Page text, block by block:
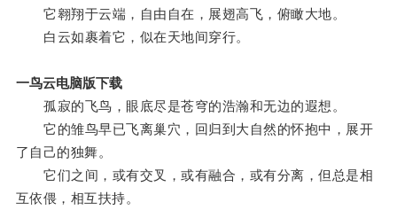
它翱翔于云端，自由自在，展翅高飞，俯瞰大地。
白云如裹着它，似在天地间穿行。
一鸟云电脑版下载
孤寂的飞鸟，眼底尽是苍穹的浩瀚和无边的遐想。
它的雏鸟早已飞离巢穴，回归到大自然的怀抱中，展开
了自己的独舞。
它们之间，或有交叉，或有融合，或有分离，但总是相
互依偎，相互扶持。